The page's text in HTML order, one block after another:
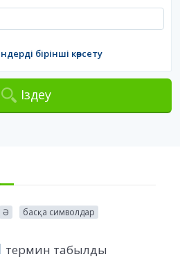
бірінші көрсету
Іздеу
Ә басқа символдар
термин табылды